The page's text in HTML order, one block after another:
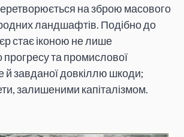
на зброю масового
ландшафтів. Подібно до
стає іконою не лише
прогресу та промислової
й завданої довкіллю шкоди;
залишеними капіталізмом.